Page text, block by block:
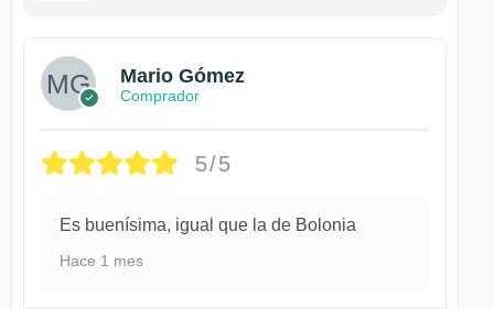
Mario Gómez
Comprador
5/5
Es buenísima, igual que la de Bolonia
Hace 1 mes